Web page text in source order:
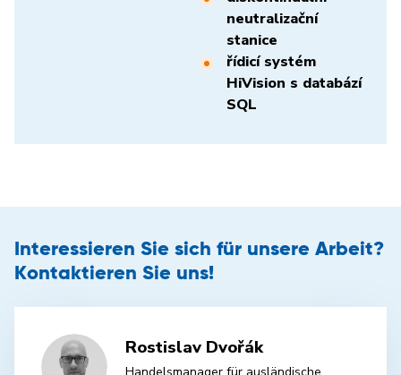
neutralizační
stanice
řídicí systém
HiVision s databází
SQL
Interessieren Sie sich für unsere Arbeit?
Kontaktieren Sie uns!
Rostislav Dvořák